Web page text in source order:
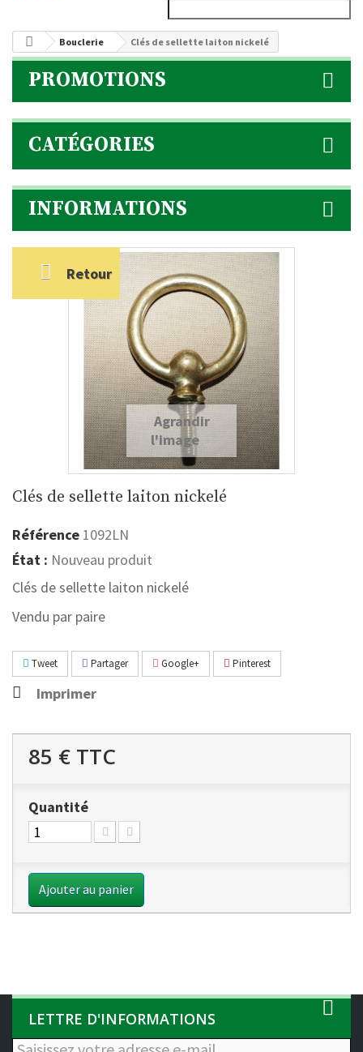
Bouclerie Clés de sellette laiton nickelé
PROMOTIONS
CATÉGORIES
INFORMATIONS
Retour
Agrandir
l'image
Clés de sellette laiton nickelé
Référence 1092LN
État : Nouveau produit
Clés de sellette laiton nickelé
Vendu par paire
Tweet Partager Google+ Pinterest
Imprimer
85 € TTC
Quantité
Ajouter au panier
LETTRE D'INFORMATIONS